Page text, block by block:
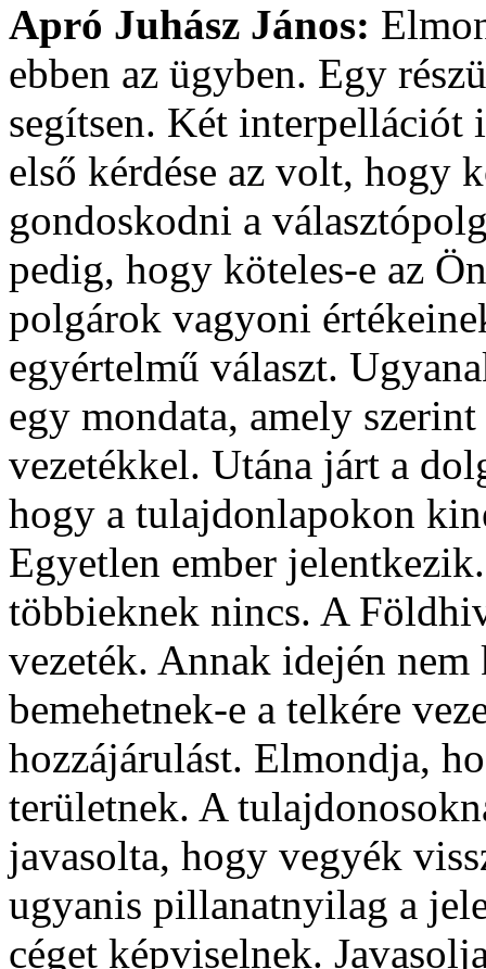
Apró Juhász János:
ebben az ügyben. Egy
segítsen. Két interpellációt
első kérdése az volt, hogy
gondoskodni a
pedig, hogy köteles-e az
polgárok vagyoni
egyértelmű választ.
egy mondata, amely
vezetékkel. Utána járt a
hogy a tulajdonlapokon
Egyetlen ember
többieknek nincs. A
vezeték. Annak idején
bemehetnek-e a telkére
hozzájárulást. Elmondja,
területnek. A
javasolta, hogy vegyék
ugyanis pillanatnyilag a
céget képviselnek.